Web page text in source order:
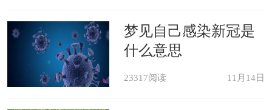
荐
梦见自己感染新冠是
什么意思
23317阅读 11月14日